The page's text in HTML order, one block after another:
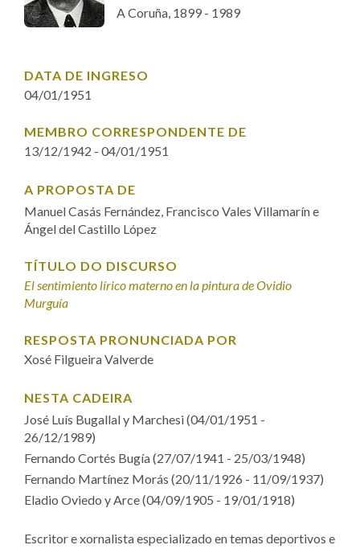
FIGURAS HOMENAXEADAS
Facebook
TwitterYoutubeInstagram
Bluesky
A Coruña, 1899 - 1989
DATA DE INGRESO
04/01/1951
MEMBRO CORRESPONDENTE DE
13/12/1942 - 04/01/1951
A PROPOSTA DE
Manuel Casás Fernández, Francisco Vales Villamarín e
Ángel del Castillo López
TÍTULO DO DISCURSO
El sentimiento lírico materno en la pintura de Ovidio
Murguía
RESPOSTA PRONUNCIADA POR
Xosé Filgueira Valverde
NESTA CADEIRA
José Luís Bugallal y Marchesi (04/01/1951 -
26/12/1989)
Fernando Cortés Bugía (27/07/1941 - 25/03/1948)
Fernando Martínez Morás (20/11/1926 - 11/09/1937)
Eladio Oviedo y Arce (04/09/1905 - 19/01/1918)
Escritor e xornalista especializado en temas deportivos e